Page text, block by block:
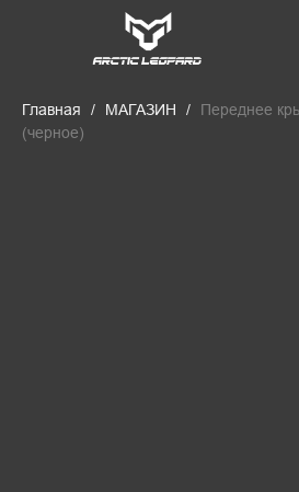
Главная МАГАЗИН
Переднее
(черное)